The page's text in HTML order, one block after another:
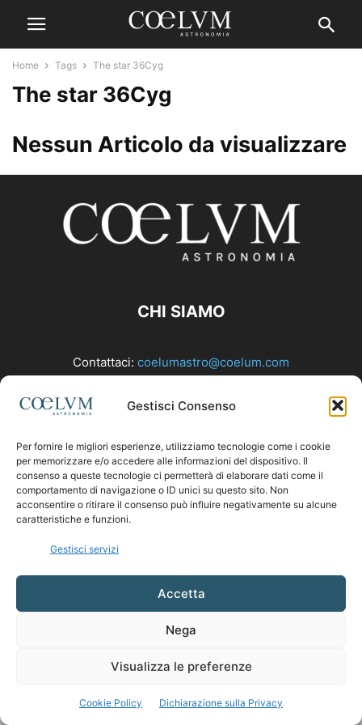
Gestisci Consenso
Per fornire le migliori esperienze, utilizziamo tecnologie come i cookie
per memorizzare e/o accedere alle informazioni del dispositivo. Il
consenso a queste tecnologie ci permetterà di elaborare dati come il
comportamento di navigazione o ID unici su questo sito. Non
acconsentire o ritirare il consenso può influire negativamente su alcune
caratteristiche e funzioni.
Gestisci servizi
Accetta
Nega
Visualizza le preferenze
Cookie Policy Dichiarazione sulla Privacy
Home Tags The star 36Cyg
The star 36Cyg
Nessun Articolo da visualizzare
CHI SIAMO
Contattaci: coelumastro@coelum.com
SEGUICI